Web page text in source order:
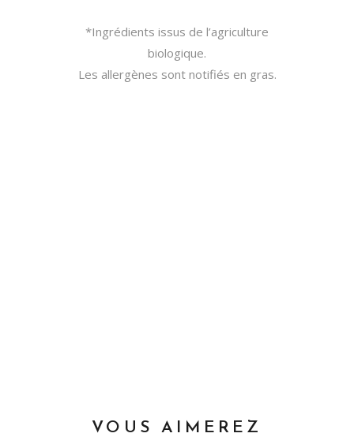
*Ingrédients issus de l’agriculture
biologique.
Les allergènes sont notifiés en gras.
VOUS AIMEREZ